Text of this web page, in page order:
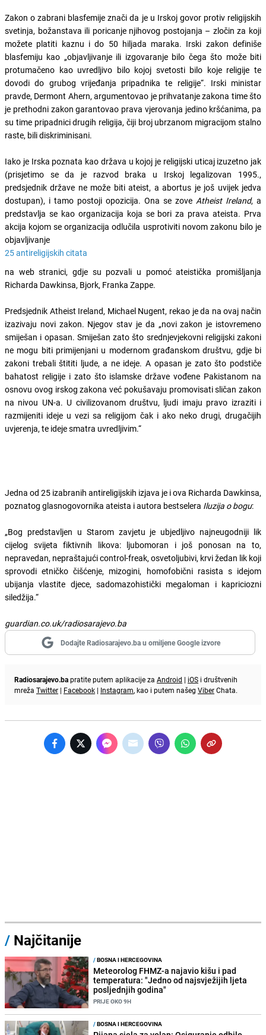
Zakon o zabrani blasfemije znači da je u Irskoj govor protiv religijskih
svetinja, božanstava ili poricanje njihovog postojanja – zločin za koji
možete platiti kaznu i do 50 hiljada maraka. Irski zakon definiše
blasfemiju kao „objavljivanje ili izgovaranje bilo čega što može biti
protumačeno kao uvredljivo bilo kojoj svetosti bilo koje religije te
dovodi do grubog vrijeđanja pripadnika te religije“. Irski ministar
pravde, Dermont Ahern, argumentovao je prihvatanje zakona time što
je prethodni zakon garantovao prava vjerovanja jedino kršćanima, pa
su time pripadnici drugih religija, čiji broj ubrzanom migracijom stalno
raste, bili diskriminisani.
Iako je Irska poznata kao država u kojoj je religijski uticaj izuzetno jak
(prisjetimo se da je razvod braka u Irskoj legalizovan 1995.,
predsjednik države ne može biti ateist, a abortus je još uvijek jedva
dostupan), i tamo postoji opozicija. Ona se zove Atheist Ireland, a
predstavlja se kao organizacija koja se bori za prava ateista. Prva
akcija kojom se organizacija odlučila usprotiviti novom zakonu bilo je
objavljivanje
25 antireligijskih citata
na web stranici, gdje su pozvali u pomoć ateistička promišljanja
Richarda Dawkinsa, Bjork, Franka Zappe.
Predsjednik Atheist Ireland, Michael Nugent, rekao je da na ovaj način
izazivaju novi zakon. Njegov stav je da „novi zakon je istovremeno
smiješan i opasan. Smiješan zato što srednjevjekovni religijski zakoni
ne mogu biti primijenjani u modernom građanskom društvu, gdje bi
zakoni trebali štititi ljude, a ne ideje. A opasan je zato što podstiče
bahatost religije i zato što islamske države vođene Pakistanom na
osnovu ovog irskog zakona već pokušavaju promovisati sličan zakon
na nivou UN-a. U civilizovanom društvu, ljudi imaju pravo izraziti i
razmijeniti ideje u vezi sa religijom čak i ako neko drugi, drugačijih
uvjerenja, te ideje smatra uvredljivim.“
Jedna od 25 izabranih antireligijskih izjava je i ova Richarda Dawkinsa,
poznatog glasnogovornika ateista i autora bestselera Iluzija o bogu:
„Bog predstavljen u Starom zavjetu je ubjedljivo najneugodniji lik
cijelog svijeta fiktivnih likova: ljubomoran i još ponosan na to,
nepravedan, nepraštajući control-freak, osvetoljubivi, krvi žedan lik koji
sprovodi etničko čišćenje, mizogini, homofobični rasista s idejom
ubijanja vlastite djece, sadomazohistički megaloman i kapriciozni
siledžija.“
guardian.co.uk/radiosarajevo.ba
Dodajte Radiosarajevo.ba u omiljene Google izvore
Radiosarajevo.bapratite putem aplikacije za Android | iOS i društvenih
mreža Twitter | Facebook | Instagram, kao i putem našeg ViberChata.
/ Najčitanije
/BOSNA I HERCEGOVINA
Meteorolog FHMZ-a najavio kišu i pad
temperatura: "Jedno od najsvježijih ljeta
posljednjih godina"
PRIJE OKO 9H
/BOSNA I HERCEGOVINA